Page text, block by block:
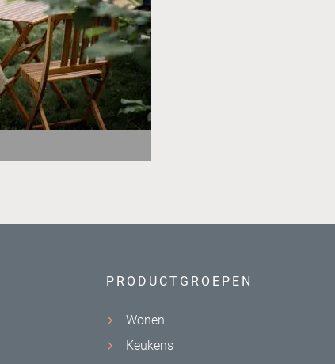
PRODUCTGROEPEN
Wonen
Keukens